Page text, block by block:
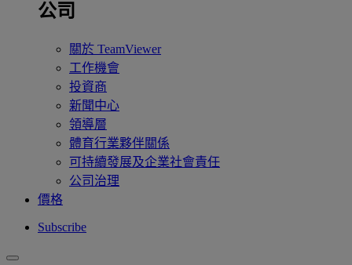
公司
關於 TeamViewer
工作機會
投資商
新聞中心
領導層
體育行業夥伴關係
可持續發展及企業社會責任
公司治理
價格
Subscribe